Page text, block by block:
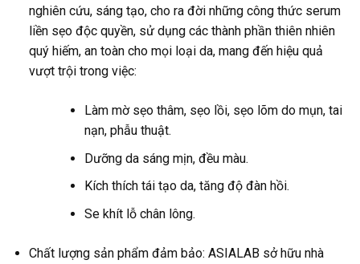
nghiên cứu, sáng tạo, cho ra đời những công thức serum
liền sẹo độc quyền, sử dụng các thành phần thiên nhiên
quý hiếm, an toàn cho mọi loại da, mang đến hiệu quả
vượt trội trong việc:
Làm mờ sẹo thâm, sẹo lồi, sẹo lõm do mụn, tai
nạn, phẫu thuật.
Dưỡng da sáng mịn, đều màu.
Kích thích tái tạo da, tăng độ đàn hồi.
Se khít lỗ chân lông.
Chất lượng sản phẩm đảm bảo: ASIALAB sở hữu nhà